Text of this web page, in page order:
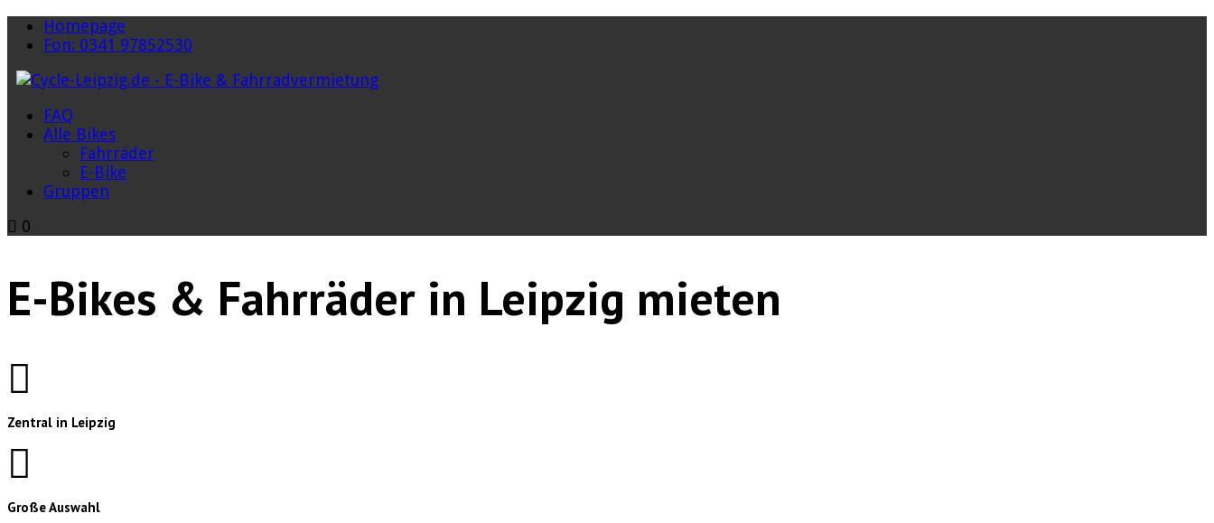
Homepage
Fon: 0341 97852530
FAQ
Alle Bikes
Fahrräder
E-Bike
Gruppen
0
E-Bikes & Fahrräder in Leipzig mieten
Zentral in Leipzig
Große Auswahl